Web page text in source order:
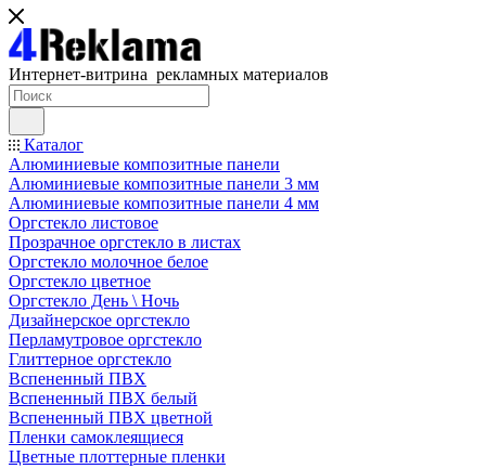
Интернет-витрина рекламных материалов
Каталог
Алюминиевые композитные панели
Алюминиевые композитные панели 3 мм
Алюминиевые композитные панели 4 мм
Оргстекло листовое
Прозрачное оргстекло в листах
Оргстекло молочное белое
Оргстекло цветное
Оргстекло День \ Ночь
Дизайнерское оргстекло
Перламутровое оргстекло
Глиттерное оргстекло
Вспененный ПВХ
Вспененный ПВХ белый
Вспененный ПВХ цветной
Пленки самоклеящиеся
Цветные плоттерные пленки